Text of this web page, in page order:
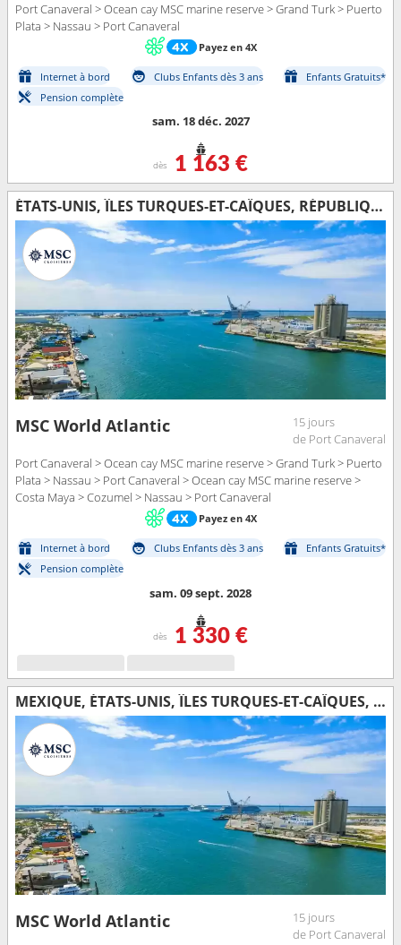
Port Canaveral > Ocean cay MSC marine reserve > Grand Turk > Puerto
Plata > Nassau > Port Canaveral
Payez en 4X
Internet à bord Clubs Enfants dès 3 ans
Enfants Gratuits*
Pension complète
sam. 18 déc. 2027
dès 1 163 €
ÉTATS-UNIS, ÎLES TURQUES-ET-CAÏQUES, RÉPUBLIQUE DOMINICAINE, BAHAMAS, MEXIQUE
MSC World Atlantic
15 jours
de Port Canaveral
Port Canaveral > Ocean cay MSC marine reserve > Grand Turk > Puerto
Plata > Nassau > Port Canaveral > Ocean cay MSC marine reserve >
Costa Maya > Cozumel > Nassau > Port Canaveral
Payez en 4X
Internet à bord Clubs Enfants dès 3 ans
Enfants Gratuits*
Pension complète
sam. 09 sept. 2028
dès 1 330 €
MEXIQUE, ÉTATS-UNIS, ÎLES TURQUES-ET-CAÏQUES, RÉPUBLIQUE DOMINICAINE, BAHAMAS
MSC World Atlantic
15 jours
de Port Canaveral